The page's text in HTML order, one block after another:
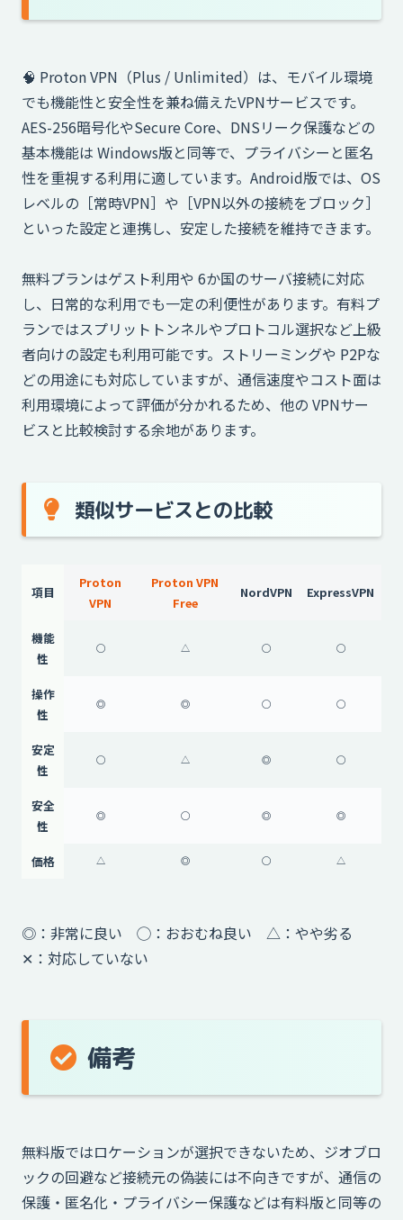
🧠 Proton VPN（Plus / Unlimited）は、モバイル環境
でも機能性と安全性を兼ね備えたVPNサービスです。
AES-256暗号化やSecure Core、DNSリーク保護などの
基本機能は Windows版と同等で、プライバシーと匿名
性を重視する利用に適しています。Android版では、OS
レベルの［常時VPN］や［VPN以外の接続をブロック］
といった設定と連携し、安定した接続を維持できます。
無料プランはゲスト利用や 6か国のサーバ接続に対応
し、日常的な利用でも一定の利便性があります。有料プ
ランではスプリットトンネルやプロトコル選択など上級
者向けの設定も利用可能です。ストリーミングや P2Pな
どの用途にも対応していますが、通信速度やコスト面は
利用環境によって評価が分かれるため、他の VPNサー
ビスと比較検討する余地があります。
類似サービスとの比較
項目
Proton
VPN
Proton VPN
Free
NordVPN ExpressVPN
機能
性
◯ △ ◯ ◯
操作
性
◎ ◎ ◯ ◯
安定
性
◯ △ ◎ ◯
安全
性
◎ ◯ ◎ ◎
価格 △ ◎ ◯ △
◎：非常に良い ◯：おおむね良い △：やや劣る
✕：対応していない
備考
無料版ではロケーションが選択できないため、ジオブロ
ックの回避など接続元の偽装には不向きですが、通信の
保護・匿名化・プライバシー保護などは有料版と同等の